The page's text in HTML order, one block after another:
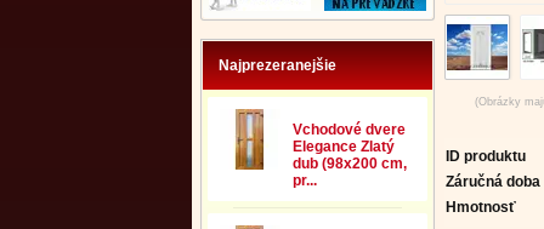
Najprezeranejšie
Vchodové dvere
Elegance Zlatý
dub (98x200 cm,
pr...
(Obrázky
ID produktu
Záručná doba
Hmotnosť